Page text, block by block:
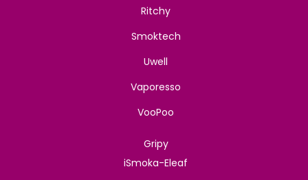
Ritchy
Smoktech
Uwell
Vaporesso
VooPoo
Gripy
iSmoka-Eleaf